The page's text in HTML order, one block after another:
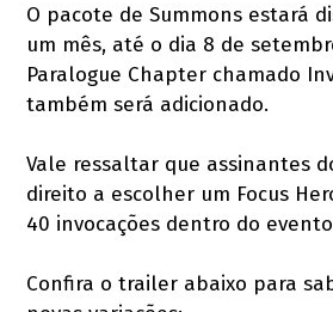
O pacote de Summons estará
um mês, até o dia 8 de
Paralogue Chapter chamado
também será adicionado.
Vale ressaltar que assinantes
direito a escolher um Focus
40 invocações dentro do
Confira o trailer abaixo para